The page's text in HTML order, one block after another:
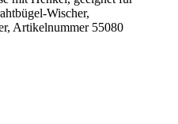
Wischer,
Artikelnummer 55080